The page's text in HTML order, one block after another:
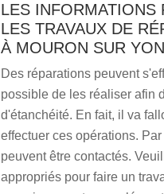
LES INFORMATIONS
LES TRAVAUX DE
À MOURON SUR
Des réparations peuvent
possible de les réaliser afin
d'étanchéité. En fait, il va
effectuer ces opérations.
peuvent être contactés.
appropriés pour faire un